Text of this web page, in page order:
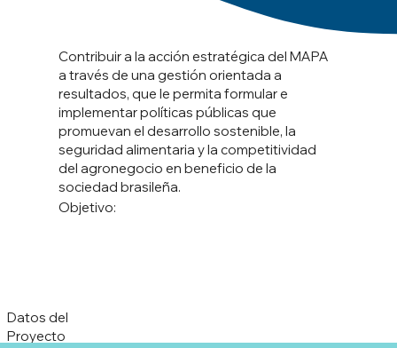
Objetivo:
Contribuir a la acción estratégica del MAPA
a través de una gestión orientada a
resultados, que le permita formular e
implementar políticas públicas que
promuevan el desarrollo sostenible, la
seguridad alimentaria y la competitividad
del agronegocio en beneficio de la
sociedad brasileña.
Datos del
Proyecto